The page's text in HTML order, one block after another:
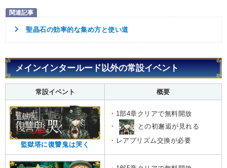
聖晶石の効率的な集め方と使い道
メインインタールード以外の常設イベント
常設イベント 概要
監獄塔に復讐鬼は哭く
・1部4章クリアで無料開放
・
との初邂逅が見れる
・レアプリズム交換が必要